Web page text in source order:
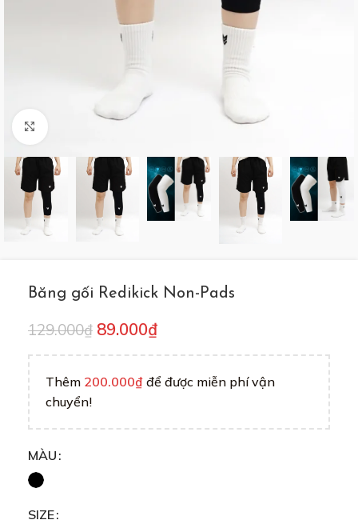
Băng gối Redikick Non-Pads
129.000₫ 89.000₫
Thêm 200.000₫ để được miễn phí vận
chuyển!
MÀU
SIZE